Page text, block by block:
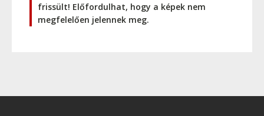
frissült! Előfordulhat, hogy a képek nem
megfelelően jelennek meg.